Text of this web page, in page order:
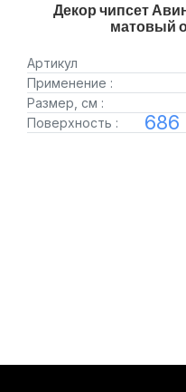
Декор чипсет
матовый
Артикул
Применение :
Размер, см :
Поверхность :
686